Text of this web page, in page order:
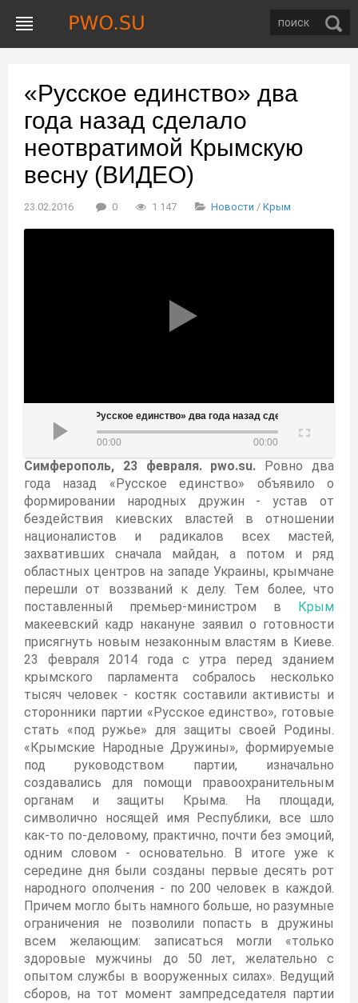
«Русское единство» два
года назад сделало
неотвратимой Крымскую
весну (ВИДЕО)
23.02.2016 0 1 147 Новости / Крым
два года назад сделало неотвратимой Крымскую весну (ВИДЕО)
00:00 00:00
Симферополь, 23 февраля. pwo.su. Ровно два
года назад «Русское единство» объявило о
формировании народных дружин - устав от
бездействия киевских властей в отношении
националистов и радикалов всех мастей,
захвативших сначала майдан, а потом и ряд
областных центров на западе Украины, крымчане
перешли от воззваний к делу. Тем более, что
поставленный премьер-министром в
Крым
макеевский кадр накануне заявил о готовности
присягнуть новым незаконным властям в Киеве.
23 февраля 2014 года с утра перед зданием
крымского парламента собралось несколько
тысяч человек - костяк составили активисты и
сторонники партии «Русское единство», готовые
стать «под ружье» для защиты своей Родины.
«Крымские Народные Дружины», формируемые
под руководством партии, изначально
создавались для помощи правоохранительным
органам и защиты Крыма. На площади,
символично носящей имя Республики, все шло
как-то по-деловому, практично, почти без эмоций,
одним словом - основательно. В итоге уже к
середине дня были созданы первые десять рот
народного ополчения - по 200 человек в каждой.
Причем могло быть намного больше, но разумные
ограничения не позволили попасть в дружины
всем желающим: записаться могли «только
здоровые мужчины до 50 лет, желательно с
опытом службы в вооруженных силах». Ведущий
сборов, на тот момент зампредседателя партии